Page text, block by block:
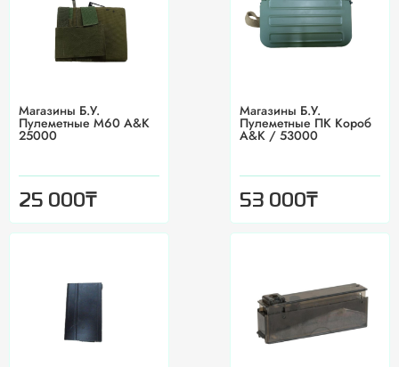
Магазины Б.У.
Пулеметные М60 A&K
25000
25 000₸
Магазины Б.У.
Пулеметные ПК Короб
A&K / 53000
53 000₸